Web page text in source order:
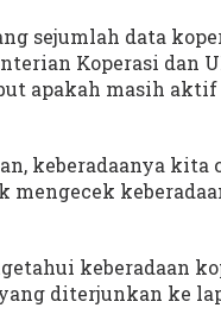
sejumlah data
Koperasi dan
apakah masih aktif
keberadaanya kita
keberadaan
diterjunkan ke